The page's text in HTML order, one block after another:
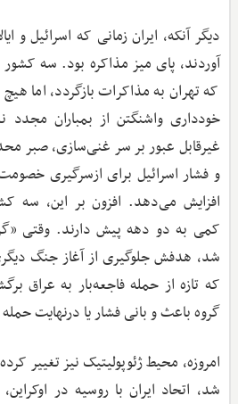
دیگر آنکه، ایران زمانی که اسرائیل و
آوردند، پای میز مذاکره بود. سه کشور
که تهران به مذاکرات بازگردد، اما
خودداری واشنگتن از بمباران مجدد
غیرقابل عبور بر سر غنی‌سازی، صبر
و فشار اسرائیل برای ازسرگیری
افزایش می‌دهد. افزون بر این، سه
شد، هدفش جلوگیری از آغاز جنگ
که تازه از حمله فاجعه‌بار به عراق
گروه باعث و بانی فشار یا درنهایت
امروزه، محیط ژئوپولیتیک نیز تغییر
شد، اتحاد ایران با روسیه در